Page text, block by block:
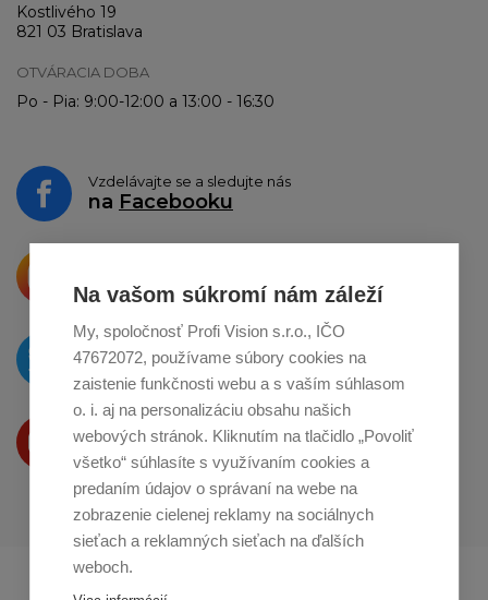
Kostlivého 19
821 03 Bratislava
OTVÁRACIA DOBA
Po - Pia: 9:00-12:00 a 13:00 - 16:30
Vzdelávajte se a sledujte nás
na Facebooku
o zdieľanie naInstagrame
O novinkách píšeme
naTwitteri
Produkty Vám predstavujeme
na Youtube
Profikuchař.cz
Na vašom súkromí nám záleží
My, spoločnosť Profi Vision s.r.o., IČO
47672072, používame súbory cookies na
zaistenie funkčnosti webu a s vaším súhlasom
o. i. aj na personalizáciu obsahu našich
webových stránok. Kliknutím na tlačidlo „Povoliť
všetko“ súhlasíte s využívaním cookies a
predaním údajov o správaní na webe na
zobrazenie cielenej reklamy na sociálnych
sieťach a reklamných sieťach na ďalších
weboch.